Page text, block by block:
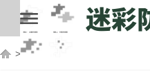
>通辽新闻中心